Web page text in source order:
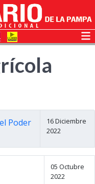
Poder
16 Diciembre
2022
05 Octubre
2022